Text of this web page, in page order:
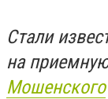
Стали
на
Мошенского